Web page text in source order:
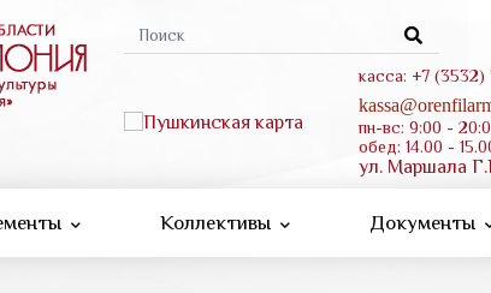
Форма
касса: +7
пн-вс: 9:00 -
обед: 14.00 -
ул. Маршала
Коллективы Документы